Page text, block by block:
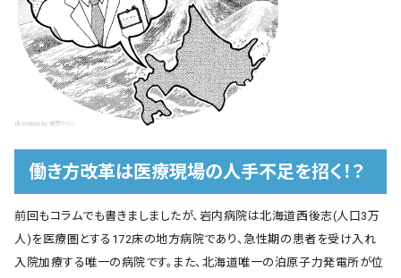
働き方改革は医療現場の人手不足を招く！？
前回もコラムでも書きましましたが、岩内病院は北海道西後志(人口3万
人)を医療圏とする172床の地方病院であり、急性期の患者を受け入れ
入院加療する唯一の病院です。また、北海道唯一の泊原子力発電所が位